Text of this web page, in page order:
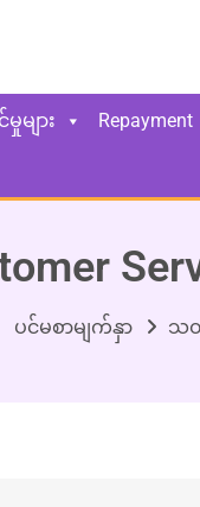
များ Repayment
ပင်မစာမျက်နှာ သ